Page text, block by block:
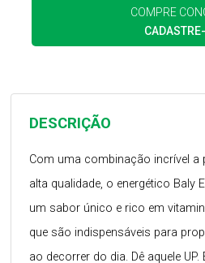
COMPRE
DESCRIÇÃO
Com uma combinação incrível a
alta qualidade, o energético Baly
um sabor único e rico em
que são indispensáveis para
ao decorrer do dia. Dê aquele